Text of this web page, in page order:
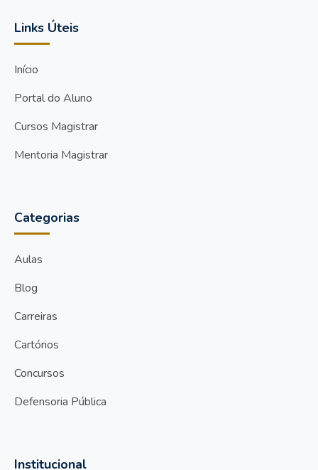
Links Úteis
Início
Portal do Aluno
Cursos Magistrar
Mentoria Magistrar
Categorias
Aulas
Blog
Carreiras
Cartórios
Concursos
Defensoria Pública
Institucional